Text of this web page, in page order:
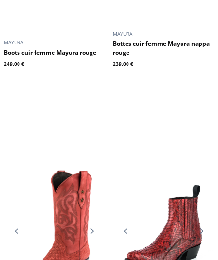
MAYURA
Boots cuir femme Mayura rouge
249,00 €
MAYURA
Bottes cuir femme Mayura nappa
rouge
239,00 €